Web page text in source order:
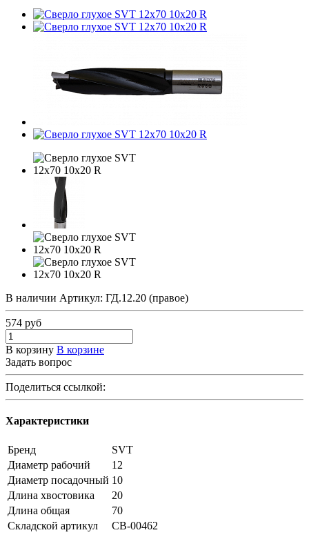
В наличии Артикул: ГД.12.20 (правое)
574 руб
В корзину В корзине
Задать вопрос
Поделиться ссылкой:
Характеристики
Бренд
SVT
Диаметр рабочий
12
Диаметр посадочный 10
Длина хвостовика
20
Длина общая
70
Складской артикул
СВ-00462